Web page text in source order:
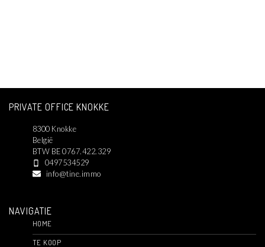
PRIVATE OFFICE KNOKKE
8300 Knokke
België
BTW BE 0767.422.329
0497534529
info@tine.immo
NAVIGATIE
HOME
TE KOOP